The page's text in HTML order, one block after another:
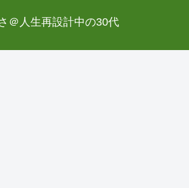
＠人生再設計中の30代